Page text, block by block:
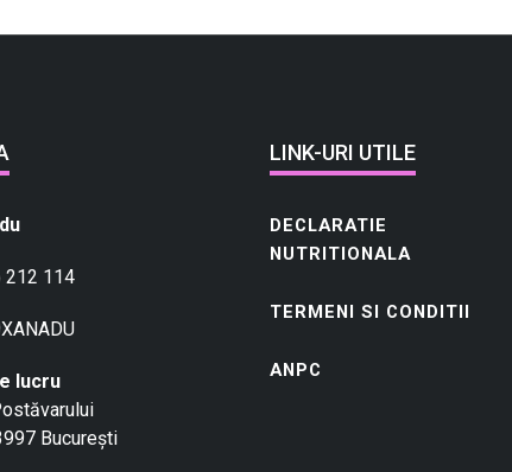
212 114
lucru
București
LINK-URI UTILE
DECLARATIE
NUTRITIONALA
TERMENI SI CONDITII
ANPC